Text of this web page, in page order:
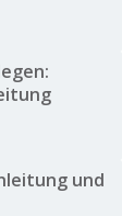
und